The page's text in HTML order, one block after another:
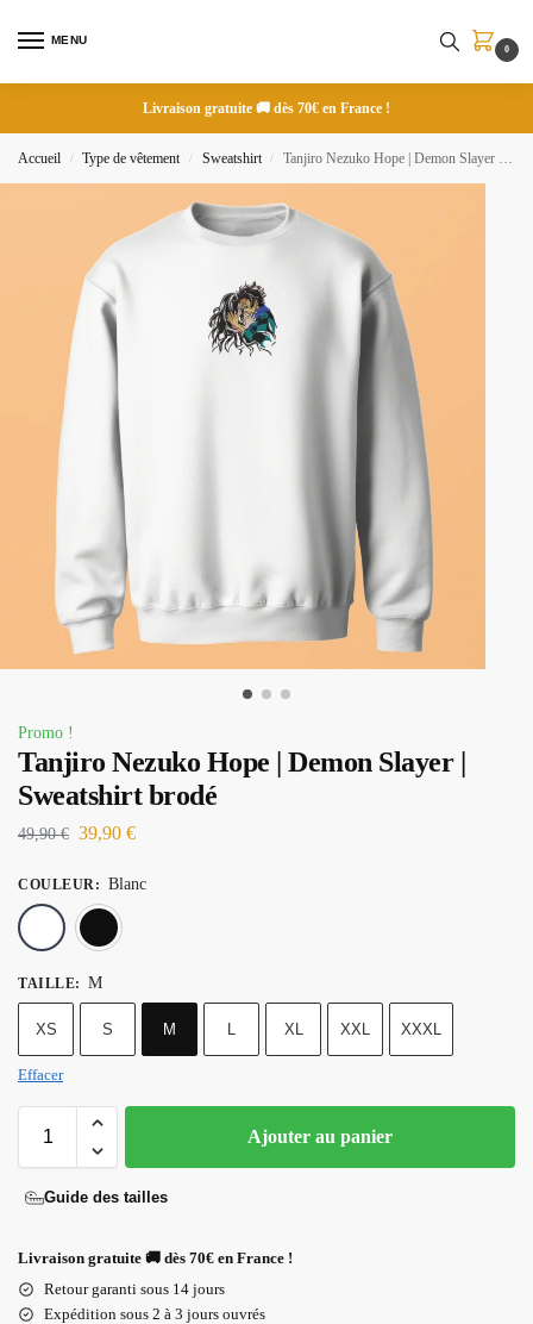
MENU
0
Livraison gratuite 🚚 dès 70€ en France !
Accueil / Type de vêtement / Sweatshirt / Tanjiro Nezuko Hope | Demon Slayer | Sweatshirt brodé
Promo !
Tanjiro Nezuko Hope | Demon Slayer |
Sweatshirt brodé
49,90€ 39,90 €
COULEUR : Blanc
TAILLE: M
XS S M L XL XXL XXXL
Effacer
Ajouter au panier
Guide des tailles
Livraison gratuite 🚚 dès 70€ en France !
Retour garanti sous 14 jours
Expédition sous 2 à 3 jours ouvrés